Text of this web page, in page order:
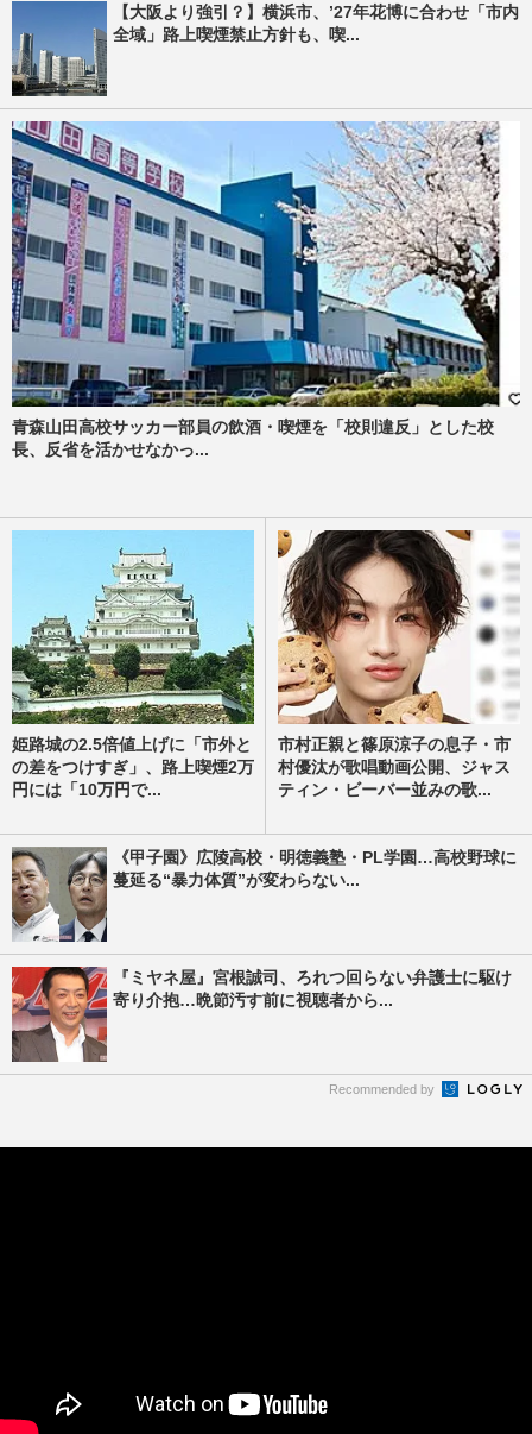
【大阪より強引？】横浜市、’27年花博に合わせ「市内
全域」路上喫煙禁止方針も、喫...
青森山田高校サッカー部員の飲酒・喫煙を「校則違反」とした校
長、反省を活かせなかっ...
姫路城の2.5倍値上げに「市外と
の差をつけすぎ」、路上喫煙2万
円には「10万円で...
市村正親と篠原涼子の息子・市
村優汰が歌唱動画公開、ジャス
ティン・ビーバー並みの歌...
《甲子園》広陵高校・明徳義塾・PL学園…高校野球に
蔓延る“暴力体質”が変わらない...
『ミヤネ屋』宮根誠司、ろれつ回らない弁護士に駆け
寄り介抱…晩節汚す前に視聴者から...
Recommended by